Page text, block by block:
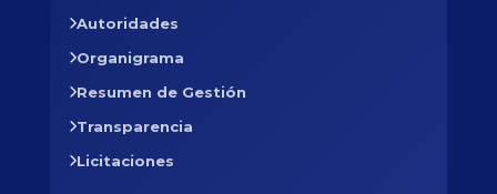
Autoridades
Organigrama
Resumen de Gestión
Transparencia
Licitaciones